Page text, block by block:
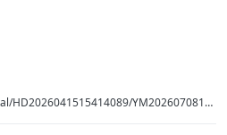
HD2026041515414089/YM2026070814